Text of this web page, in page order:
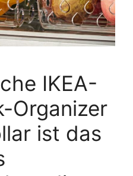
IKEA-
Organizer
ist das